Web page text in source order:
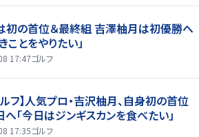
初の首位＆最終組 吉澤柚月は初優勝へ
ことをやりたい」
17:47ゴルフ
フ】人気プロ・吉沢柚月、自身初の首位
「今日はジンギスカンを食べたい」
17:35ゴルフ